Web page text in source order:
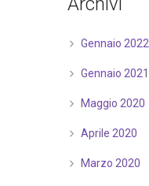
Gennaio 2022
Gennaio 2021
Maggio 2020
Aprile 2020
Marzo 2020